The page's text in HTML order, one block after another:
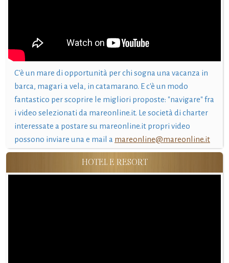
C'è un mare di opportunità per chi sogna una vacanza in
barca, magari a vela, in catamarano. E c'è un modo
fantastico per scoprire le migliori proposte: "navigare" fra
i video selezionati da mareonline.it. Le società di charter
interessate a postare su mareonline.it propri video
possono inviare una e mail a mareonline@mareonline.it
HOTEL E RESORT